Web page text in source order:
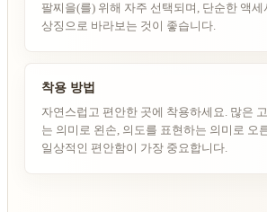
팔찌을(를) 위해 자주 선택되며, 단순한 액
상징으로 바라보는 것이 좋습니다.
착용 방법
자연스럽고 편안한 곳에 착용하세요. 많은
는 의미로 왼손, 의도를 표현하는 의미로 오
일상적인 편안함이 가장 중요합니다.